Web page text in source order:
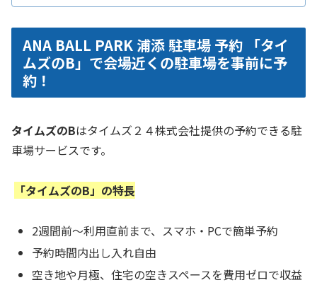
ANA BALL PARK 浦添 駐車場 予約 「タイ
ムズのB」で会場近くの駐車場を事前に予
約！
タイムズのBはタイムズ２４株式会社提供の予約できる駐
車場サービスです。
「タイムズのB」の特長
2週間前～利用直前まで、スマホ・PCで簡単予約
予約時間内出し入れ自由
空き地や月極、住宅の空きスペースを費用ゼロで収益